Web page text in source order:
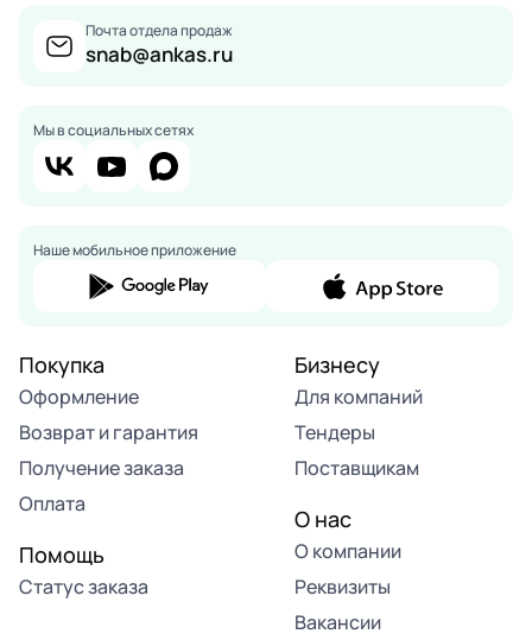
Почта отдела продаж
snab@ankas.ru
Мы в социальных сетях
Наше мобильное приложение
Покупка
Оформление
Возврат и гарантия
Получение заказа
Оплата
Помощь
Статус заказа
Бизнесу
Для компаний
Тендеры
Поставщикам
О нас
О компании
Реквизиты
Вакансии